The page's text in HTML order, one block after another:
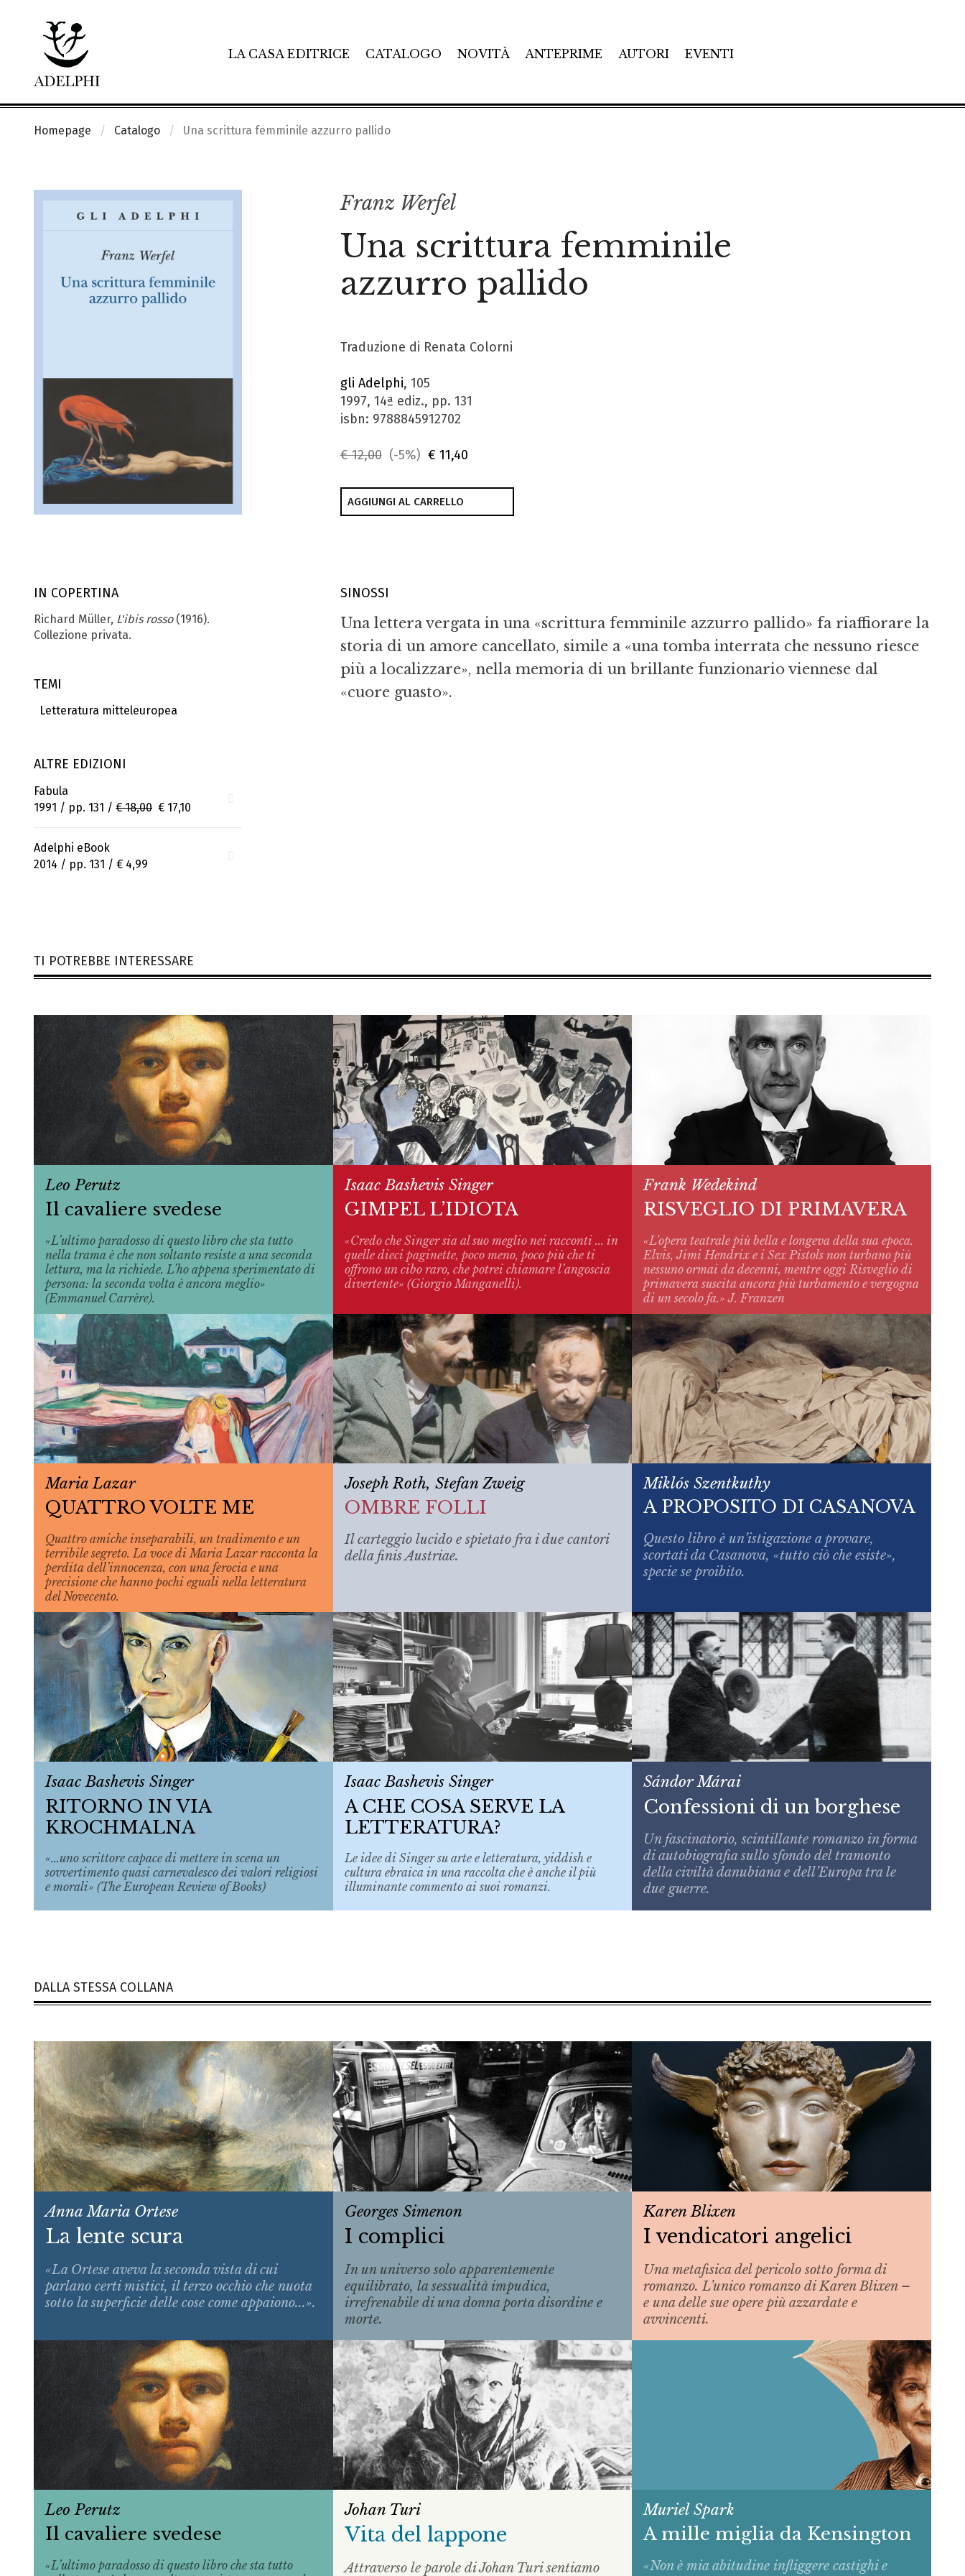
LA CASA EDITRICE CATALOGO NOVITÀ ANTEPRIME AUTORI EVENTI
Homepage Catalogo Una scrittura femminile azzurro pallido
Franz Werfel
Una scrittura femminile
azzurro pallido
Traduzione di Renata Colorni
gli Adelphi, 105
1997, 14ª ediz., pp. 131
isbn: 9788845912702
€ 12,00 (-5%) € 11,40
AGGIUNGI AL CARRELLO
IN COPERTINA
Richard Müller, L'ibis rosso (1916).
Collezione privata.
TEMI
Letteratura mitteleuropea
ALTRE EDIZIONI
Fabula
1991 / pp. 131 / € 18,00 € 17,10
Adelphi eBook
2014 / pp. 131 / € 4,99
SINOSSI
Una lettera vergata in una «scrittura femminile azzurro pallido» fa riaffiorare la
storia di un amore cancellato, simile a «una tomba interrata che nessuno riesce
più a localizzare», nella memoria di un brillante funzionario viennese dal
«cuore guasto».
TI POTREBBE INTERESSARE
Leo Perutz
Il cavaliere svedese
«L’ultimo paradosso di questo libro che sta tutto
nella trama è che non soltanto resiste a una seconda
lettura, ma la richiede. L’ho appena sperimentato di
persona: la seconda volta è ancora meglio»
(Emmanuel Carrère).
Isaac Bashevis Singer
GIMPEL L’IDIOTA
«Credo che Singer sia al suo meglio nei racconti ... in
quelle dieci paginette, poco meno, poco più che ti
offrono un cibo raro, che potrei chiamare l’angoscia
divertente» (Giorgio Manganelli).
Frank Wedekind
RISVEGLIO DI PRIMAVERA
«L'opera teatrale più bella e longeva della sua epoca.
Elvis, Jimi Hendrix e i Sex Pistols non turbano più
nessuno ormai da decenni, mentre oggi Risveglio di
primavera suscita ancora più turbamento e vergogna
di un secolo fa.» J. Franzen
Maria Lazar
QUATTRO VOLTE ME
Quattro amiche inseparabili, un tradimento e un
terribile segreto. La voce di Maria Lazar racconta la
perdita dell’innocenza, con una ferocia e una
precisione che hanno pochi eguali nella letteratura
del Novecento.
Joseph Roth, Stefan Zweig
OMBRE FOLLI
Il carteggio lucido e spietato fra i due cantori
della finis Austriae.
Miklós Szentkuthy
A PROPOSITO DI CASANOVA
Questo libro è un’istigazione a provare,
scortati da Casanova, «tutto ciò che esiste»,
specie se proibito.
Isaac Bashevis Singer
RITORNO IN VIA
KROCHMALNA
«...uno scrittore capace di mettere in scena un
sovvertimento quasi carnevalesco dei valori religiosi
e morali» (The European Review of Books)
Isaac Bashevis Singer
A CHE COSA SERVE LA
LETTERATURA?
Le idee di Singer su arte e letteratura, yiddish e
cultura ebraica in una raccolta che è anche il più
illuminante commento ai suoi romanzi.
Sándor Márai
Confessioni di un borghese
Un fascinatorio, scintillante romanzo in forma
di autobiografia sullo sfondo del tramonto
della civiltà danubiana e dell’Europa tra le
due guerre.
DALLA STESSA COLLANA
Anna Maria Ortese
La lente scura
«La Ortese aveva la seconda vista di cui
parlano certi mistici, il terzo occhio che nuota
sotto la superficie delle cose come appaiono...».
Georges Simenon
I complici
In un universo solo apparentemente
equilibrato, la sessualità impudica,
irrefrenabile di una donna porta disordine e
morte.
Karen Blixen
I vendicatori angelici
Una metafisica del pericolo sotto forma di
romanzo. L’unico romanzo di Karen Blixen –
e una delle sue opere più azzardate e
avvincenti.
Leo Perutz
Il cavaliere svedese
«L’ultimo paradosso di questo libro che sta tutto
Johan Turi
Vita del lappone
Attraverso le parole di Johan Turi sentiamo
Muriel Spark
A mille miglia da Kensington
«Non è mia abitudine infliggere castighi e